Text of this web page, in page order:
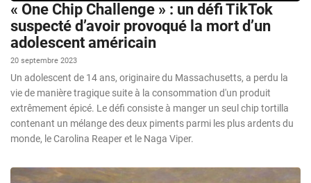
« One Chip Challenge » : un défi TikTok
suspecté d’avoir provoqué la mort d’un
adolescent américain
20 septembre 2023
Un adolescent de 14 ans, originaire du Massachusetts, a perdu la
vie de manière tragique suite à la consommation d'un produit
extrêmement épicé. Le défi consiste à manger un seul chip tortilla
contenant un mélange des deux piments parmi les plus ardents du
monde, le Carolina Reaper et le Naga Viper.